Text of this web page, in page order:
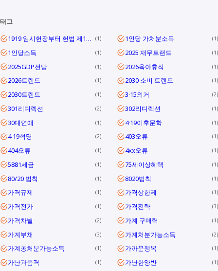
태그
1919 임시헌장부터 헌법 제1조까지
1 1인당 가처분소득 1
1인당소득 1 2025 재무트랜드 1
2025GDP전망 1 2026육아휴직 1
2026트렌드 1 2030 소비 트렌드 1
2030트렌드 1 3·15의거 2
301리디렉션 2 302리디렉션 1
30대연애 1 4·19이후문학 1
4·19혁명 2 403오류 1
404오류 1 4xx오류 1
5881세금 1 75세이상혜택 1
80/20 법칙 1 8020법칙 1
가격규제 1 가격상한제 1
가격전가 1 가격전략 3
가격차별 2 가계 구매력 1
가계부채 3 가계처분가능소득 2
가계총처분가능소득 1 가까운행복 1
가난과품격 1 가난한양반 1